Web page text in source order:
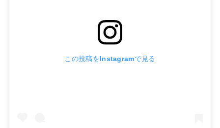
この投稿をInstagramで見る